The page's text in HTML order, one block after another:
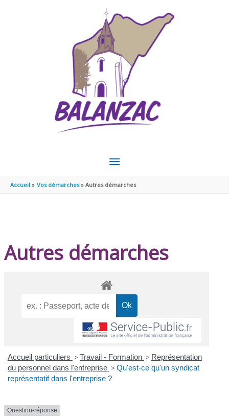
MENU
PRINCIPAL
Accueil Vos démarches Autres démarches
Autres démarches
Accueil particuliers > Travail - Formation > Représentation
du personnel dans l'entreprise > Qu'est-ce qu'un syndicat
représentatif dans l'entreprise ?
Question-réponse